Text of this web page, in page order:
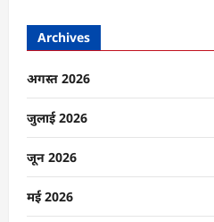
मतदान:
लोकतंत्र
का
हिंसा
पर
भी
लगा
विराम
के
और
Archives
अगस्त 2026
जुलाई 2026
जून 2026
मई 2026